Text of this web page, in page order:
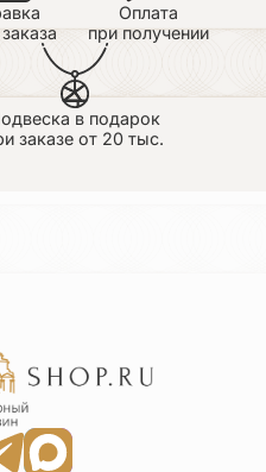
Оплата
при получении
в подарок
заказе от 20 тыс.